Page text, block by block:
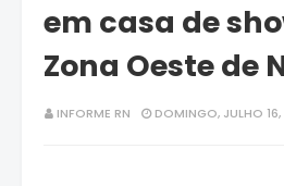
em casa de
Zona Oeste de
INFORME RN DOMINGO, JULHO